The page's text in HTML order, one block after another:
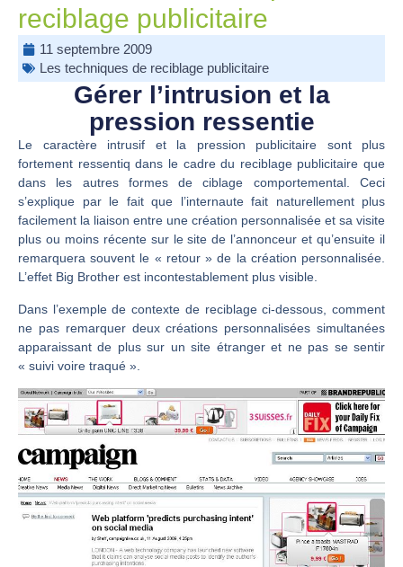
reciblage publicitaire
11 septembre 2009
Les techniques de reciblage publicitaire
Gérer l’intrusion et la
pression ressentie
Le caractère intrusif et la pression publicitaire sont plus
fortement ressentiq dans le cadre du reciblage publicitaire que
dans les autres formes de ciblage comportemental. Ceci
s’explique par le fait que l’internaute fait naturellement plus
facilement la liaison entre une création personnalisée et sa visite
plus ou moins récente sur le site de l’annonceur et qu’ensuite il
remarquera souvent le « retour » de la création personnalisée.
L’effet Big Brother est incontestablement plus visible.
Dans l’exemple de contexte de reciblage ci-dessous, comment
ne pas remarquer deux créations personnalisées simultanées
apparaissant de plus sur un site étranger et ne pas se sentir
« suivi voire traqué ».